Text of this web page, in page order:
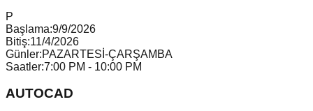
P
Başlama:9/9/2026
Bitiş:11/4/2026
Günler:PAZARTESİ-ÇARŞAMBA
Saatler:7:00 PM - 10:00 PM
AUTOCAD